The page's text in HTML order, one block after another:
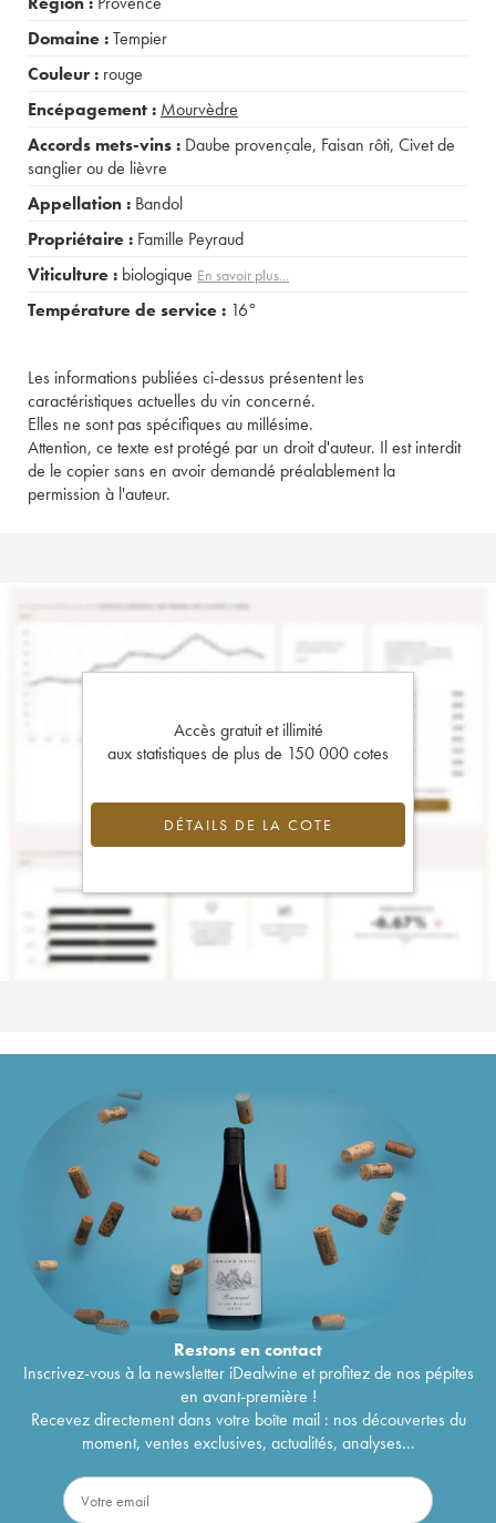
Domaine :Tempier
Couleur : rouge
Encépagement : Mourvèdre
Accords mets-vins : Daube provençale, Faisan rôti, Civet de
sanglier ou de lièvre
Appellation : Bandol
Propriétaire : Famille Peyraud
Viticulture : biologique En savoir plus...
Température de service : 16°
Les informations publiées ci-dessus présentent les
caractéristiques actuelles du vin concerné.
Elles ne sont pas spécifiques au millésime.
Attention, ce texte est protégé par un droit d'auteur. Il est interdit
de le copier sans en avoir demandé préalablement la
permission à l'auteur.
Accès gratuit et illimité
aux statistiques de plus de 150 000 cotes
DÉTAILS DE LA COTE
Restons encontact
Inscrivez-vous à la newsletter iDealwine et profitez de nos pépites
en avant-première !
Recevez directement dans votre boîte mail : nos découvertes du
moment, ventes exclusives, actualités, analyses...